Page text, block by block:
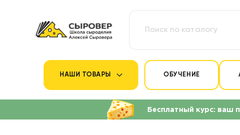
НАШИ ТОВАРЫ ОБУЧЕНИЕ
Бесплатный курс: ваш